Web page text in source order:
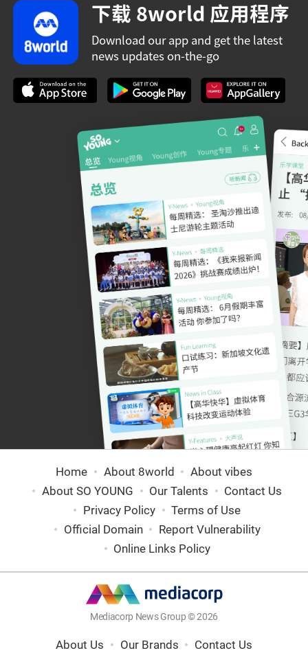
下载 8world 应用程序
Download our app and get the latest
news updates on-the-go
Home About 8world
About vibes
About SO YOUNG
Our Talents
Contact Us
Privacy Policy
Terms of Use
Official Domain
Report Vulnerability
Online Links Policy
Mediacorp News Group © 2026
About Us Our Brands Contact Us